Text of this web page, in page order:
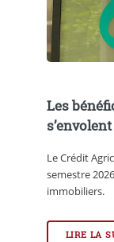
Les
Le Crédit
semestre
immobiliers.
LIRE LA